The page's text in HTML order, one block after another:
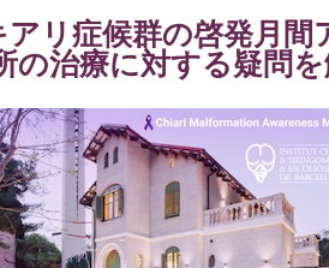
リ症候群の啓発月間
の治療に対する疑問